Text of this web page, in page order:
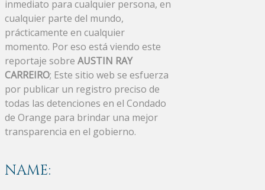
inmediato para cualquier persona, en
cualquier parte del mundo,
prácticamente en cualquier
momento. Por eso está viendo este
reportaje sobre AUSTIN RAY
CARREIRO; Este sitio web se esfuerza
por publicar un registro preciso de
todas las detenciones en el Condado
de Orange para brindar una mejor
transparencia en el gobierno.
NAME: